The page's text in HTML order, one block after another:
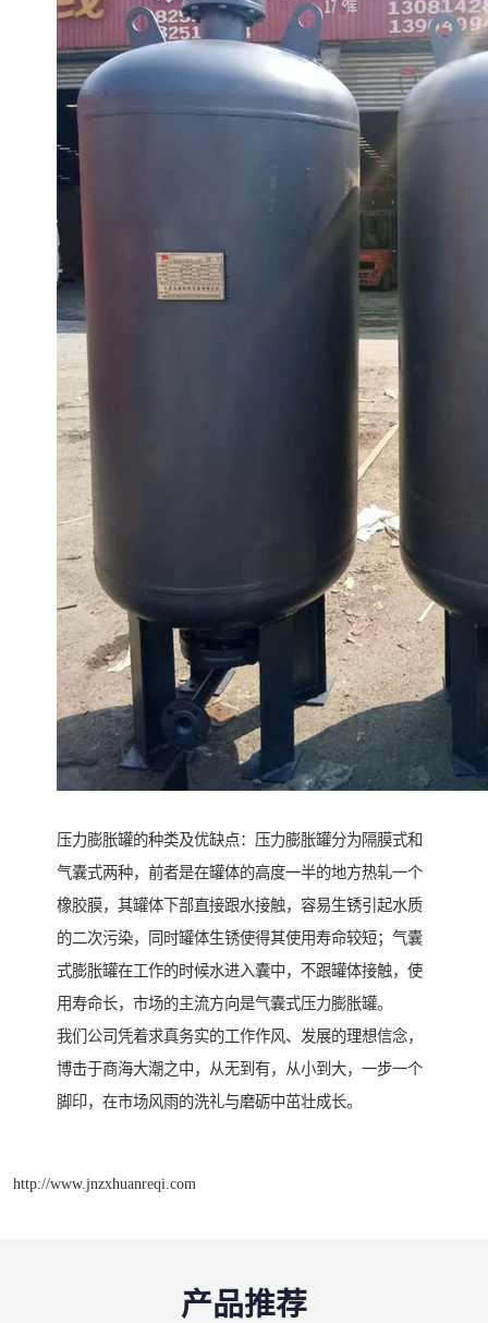
压力膨胀罐的种类及优缺点：压力膨胀罐分为隔膜式和
气囊式两种，前者是在罐体的高度一半的地方热轧一个
橡胶膜，其罐体下部直接跟水接触，容易生锈引起水质
的二次污染，同时罐体生锈使得其使用寿命较短；气囊
式膨胀罐在工作的时候水进入囊中，不跟罐体接触，使
用寿命长，市场的主流方向是气囊式压力膨胀罐。
我们公司凭着求真务实的工作作风、发展的理想信念，
博击于商海大潮之中，从无到有，从小到大，一步一个
脚印，在市场风雨的洗礼与磨砺中茁壮成长。
http://www.jnzxhuanreqi.com
产品推荐